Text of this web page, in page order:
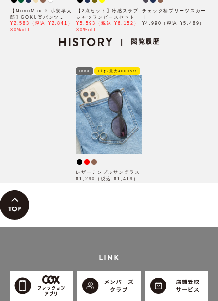
【MonoMax × 小泉孝太
郎】GOKU楽パンツ
EASY STRETCH 冷感
5Pショート「小泉孝太郎
¥2,583（税込 ¥2,841）
30%off
【2点セット】冷感スラブ
シャツワンピースセット
¥5,593（税込 ¥6,152）
30%off
チェック柄プリーツスカー
ト
¥4,990（税込 ¥5,489）
HISTORY | 閲覧履歴
ikka ﾓｱｵﾌ最大4000off
レザーテンプルサングラス
¥1,290（税込 ¥1,419）
LINK